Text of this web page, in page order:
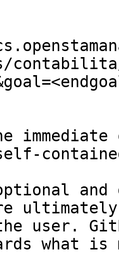
and
user.
what